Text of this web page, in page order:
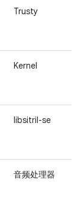
Trusty
Kernel
libsitril-se
音频处理器